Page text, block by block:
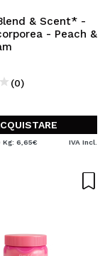
& Scent* -
- Peach &
(0)
Kg: 6,65€ IVA Incl.